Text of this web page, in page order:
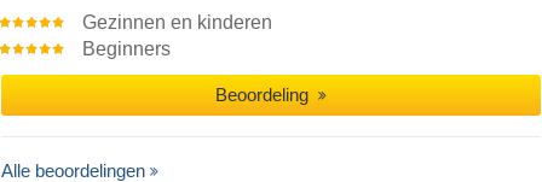
Gezinnen en kinderen
Beginners
Beoordeling
Alle beoordelingen